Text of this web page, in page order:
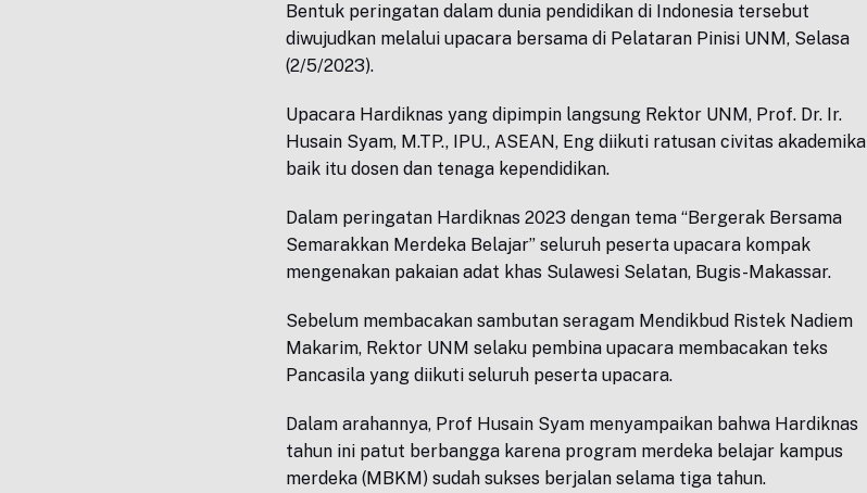
Bentuk peringatan dalam dunia pendidikan di Indonesia tersebut
diwujudkan melalui upacara bersama di Pelataran Pinisi UNM, Selasa
(2/5/2023).
Upacara Hardiknas yang dipimpin langsung Rektor UNM, Prof. Dr. Ir.
Husain Syam, M.TP., IPU., ASEAN, Eng diikuti ratusan civitas akademika
baik itu dosen dan tenaga kependidikan.
Dalam peringatan Hardiknas 2023 dengan tema “Bergerak Bersama
Semarakkan Merdeka Belajar” seluruh peserta upacara kompak
mengenakan pakaian adat khas Sulawesi Selatan, Bugis-Makassar.
Sebelum membacakan sambutan seragam Mendikbud Ristek Nadiem
Makarim, Rektor UNM selaku pembina upacara membacakan teks
Pancasila yang diikuti seluruh peserta upacara.
Dalam arahannya, Prof Husain Syam menyampaikan bahwa Hardiknas
tahun ini patut berbangga karena program merdeka belajar kampus
merdeka (MBKM) sudah sukses berjalan selama tiga tahun.